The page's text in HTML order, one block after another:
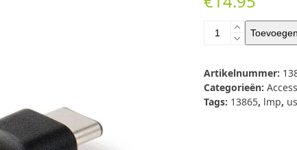
LMP
naar
USB
Adapter
Artikelnummer:
Categorieën:
Tags: 13865, lmp,